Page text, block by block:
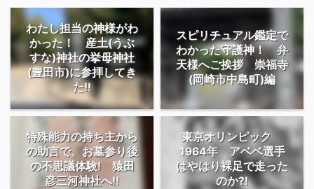
わたし担当の神様がわ
かった！ 産土(うぶ
すな)神社の挙母神社
(豊田市)に参拝してき
た!!
スピリチュアル鑑定で
わかった守護神！ 弁
天様へご挨拶 崇福寺
(岡崎市中島町)編
特殊能力の持ち主から
の助言で、お墓参り後
の不思議体験! 猿田
彦三河神社へ!!
東京オリンピック
1964年 アベベ選手
はやはり裸足で走った
のか?!